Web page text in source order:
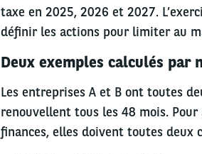
taxe en 2025, 2026 et 2027.
définir les actions pour limiter au
Deux exemples calculés par
Les entreprises A et B ont toutes
renouvellent tous les 48 mois.
finances, elles doivent toutes deux